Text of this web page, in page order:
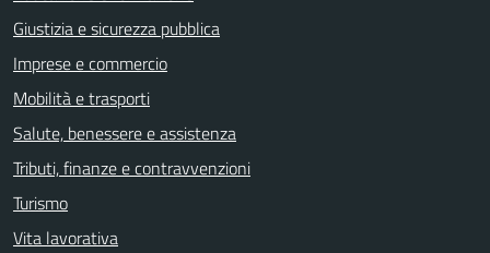
Giustizia e sicurezza pubblica
Imprese e commercio
Mobilità e trasporti
Salute, benessere e assistenza
Tributi, finanze e contravvenzioni
Turismo
Vita lavorativa